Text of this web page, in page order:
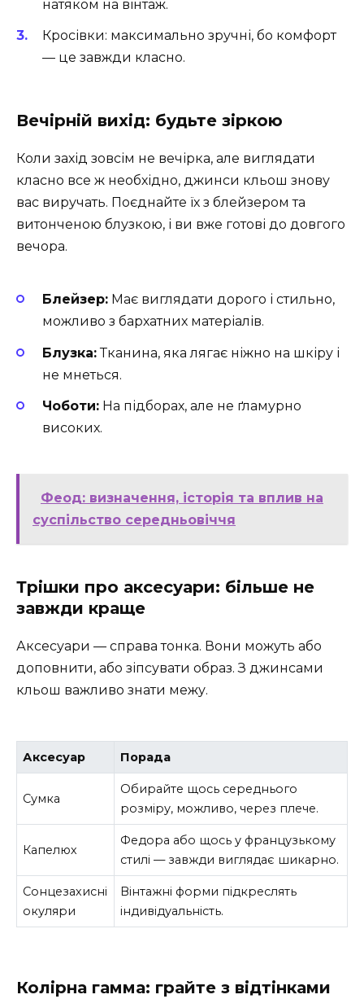
натяком на вінтаж.
Кросівки: максимально зручні, бо комфорт
— це завжди класно.
Вечірній вихід: будьте зіркою
Коли захід зовсім не вечірка, але виглядати
класно все ж необхідно, джинси кльош знову
вас виручать. Поєднайте їх з блейзером та
витонченою блузкою, і ви вже готові до довгого
вечора.
Блейзер: Має виглядати дорого і стильно,
можливо з бархатних матеріалів.
Блузка:Тканина, яка лягає ніжно на шкіру і
не мнеться.
Чоботи: На підборах, але не ґламурно
високих.
Феод: визначення, історія та вплив на
суспільство середньовіччя
Трішки про аксесуари: більше не
завжди краще
Аксесуари — справа тонка. Вони можуть або
доповнити, або зіпсувати образ. З джинсами
кльош важливо знати межу.
Аксесуар Порада
Сумка
Обирайте щось середнього
розміру, можливо, через плече.
Капелюх
Федора або щось у французькому
стилі — завжди виглядає шикарно.
Сонцезахисні
окуляри
Вінтажні форми підкреслять
індивідуальність.
Колірна гамма: грайте з відтінками